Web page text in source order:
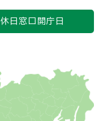
休日窓口開庁日